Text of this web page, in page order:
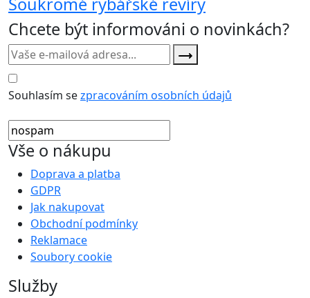
Chcete být informováni o novinkách?
Souhlasím sezpracováním osobních údajů
Vše o nákupu
Doprava a platba
GDPR
Jak nakupovat
Obchodní podmínky
Reklamace
Soubory cookie
Služby